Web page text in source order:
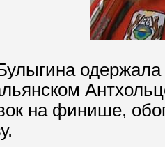
на финише,